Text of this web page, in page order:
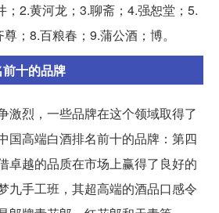
；2.黄河龙；3.聊斋；4.强恕堂；5.
；8.百粮春；9.蒲公酒；博。
十的品牌
激烈，一些品牌在这个领域取得了
国高端白酒排名前十的品牌：第四
卓越的品质在市场上赢得了良好的
九手工班，其超高端的酒品口感令